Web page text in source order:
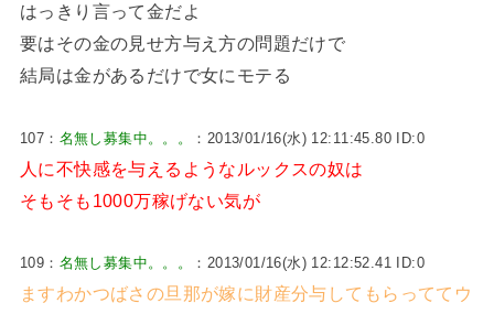
はっきり言って金だよ
要はその金の見せ方与え方の問題だけで
結局は金があるだけで女にモテる
107： 名無し募集中。。。 ：2013/01/16(水) 12:11:45.80 ID:0
人に不快感を与えるようなルックスの奴は
そもそも1000万稼げない気が
109： 名無し募集中。。。 ：2013/01/16(水) 12:12:52.41 ID:0
ますわかつばさの旦那が嫁に財産分与してもらっててウ